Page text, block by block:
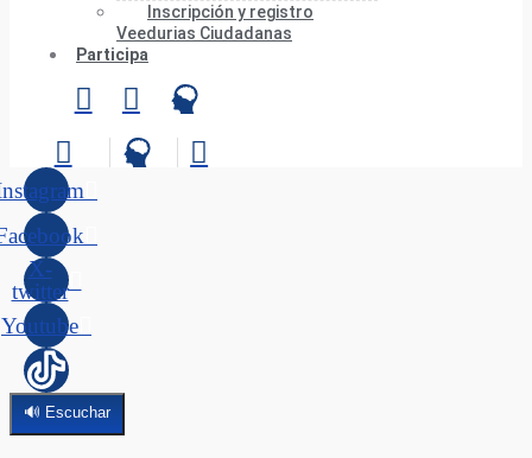
Inscripción y registro
Veedurias Ciudadanas
Participa
X-
twitter
Youtube
🔊 Escuchar